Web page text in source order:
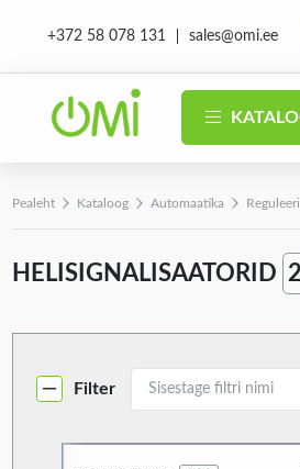
+372 58 078 131 sales@omi.ee
Pealeht Kataloog Automaatika
HELISIGNALISAATORID
Filter